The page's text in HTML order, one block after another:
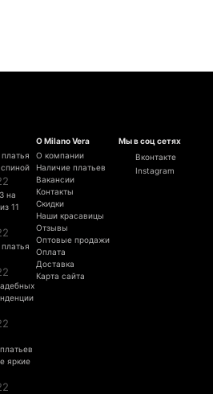
на
11
яркие
О Milano Vera
О компании
Наличие платьев
Вакансии
Контакты
Скидки
Наши красавицы
Отзывы
Оптовые продажи
Оплата
Доставка
Карта сайта
Мы в соц сетях
Вконтакте
Instagram